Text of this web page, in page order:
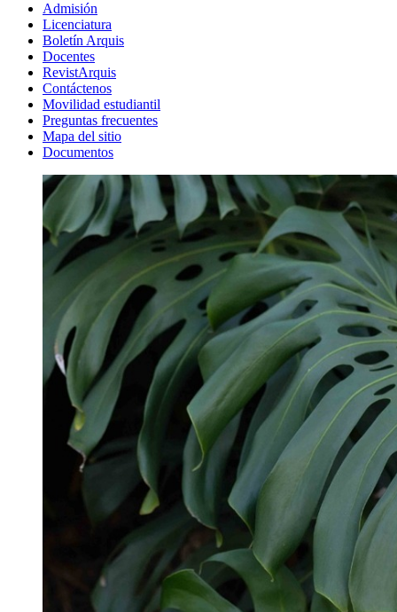
Admisión
Licenciatura
Boletín Arquis
Docentes
RevistArquis
Contáctenos
Movilidad estudiantil
Preguntas frecuentes
Mapa del sitio
Documentos